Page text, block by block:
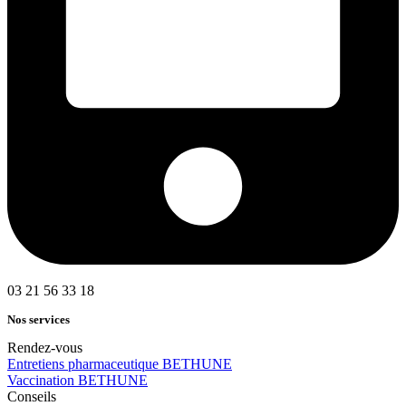
03 21 56 33 18
Nos services
Rendez-vous
Entretiens pharmaceutique BETHUNE
Vaccination BETHUNE
Conseils